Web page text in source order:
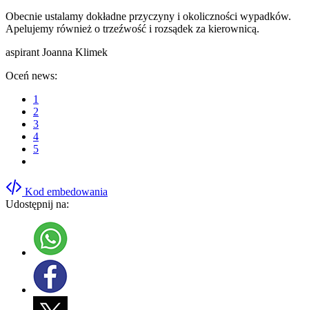
Obecnie ustalamy dokładne przyczyny i okoliczności wypadków.
Apelujemy również o trzeźwość i rozsądek za kierownicą.
aspirant Joanna Klimek
Oceń news:
1
2
3
4
5
Kod embedowania
Udostępnij na: